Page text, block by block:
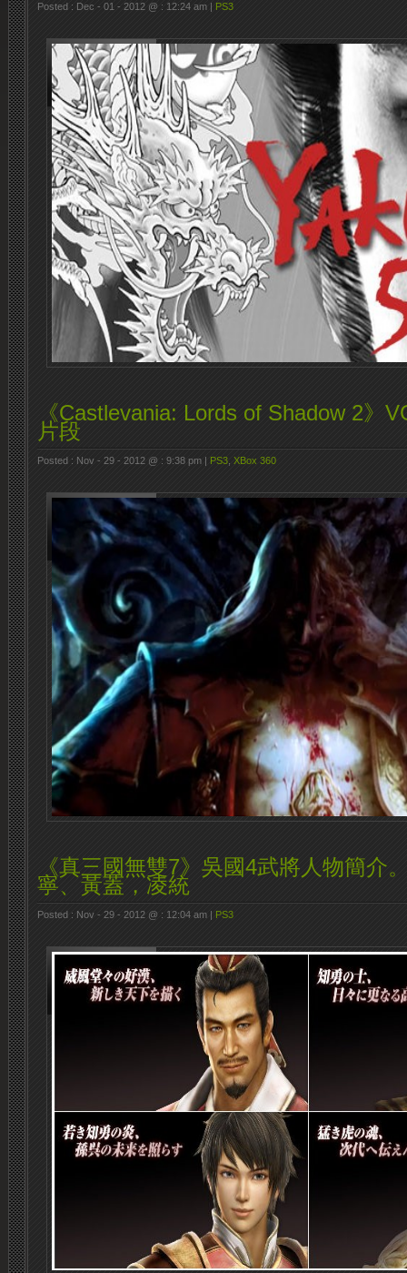
Posted : Dec - 01 - 2012 @ : 12:24 am | PS3
《Castlevania: Lords of Shadow 2》
片段
Posted : Nov - 29 - 2012 @ : 9:38 pm | PS3 XBox 360
《真三國無雙7》吳國4武將人物簡介
寧、黃蓋，凌統
Posted : Nov - 29 - 2012 @ : 12:04 am | PS3